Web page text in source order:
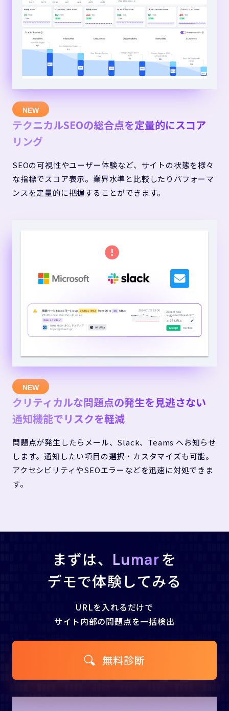
テクニカルSEOの総合点を定量的にスコア
リング
SEOの可視性やユーザー体験など、サイトの状態を様々
な指標でスコア表示。業界水準と比較したりパフォーマ
ンスを定量的に把握することができます。
クリティカルな問題点の発生を見逃さない
通知機能でリスクを軽減
問題点が発生したらメール、Slack、Teams へお知らせ
します。通知したい項目の選択・カスタマイズも可能。
アクセシビリティやSEOエラーなどを迅速に対処できま
す。
まずは、 Lumarを
デモで体験してみる
URLを入れるだけで
サイト内部の問題点を一括検出
無料診断